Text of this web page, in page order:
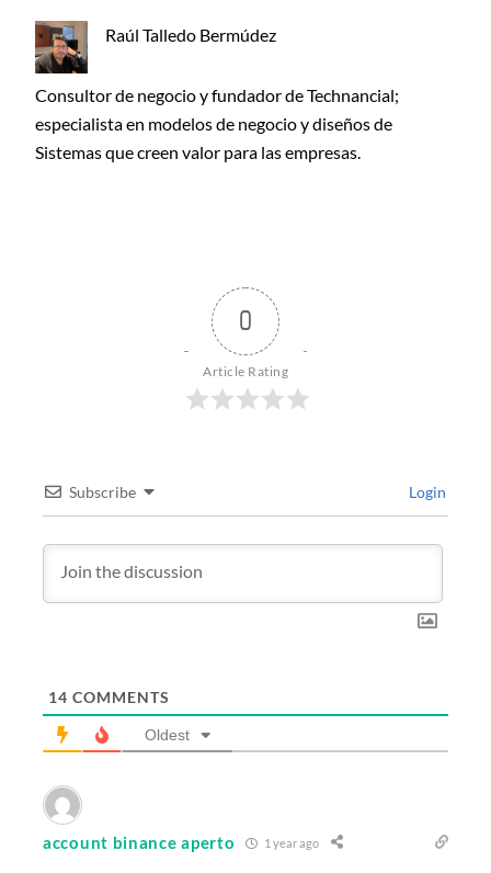
Raúl Talledo Bermúdez
Consultor de negocio y fundador de Technancial;
especialista en modelos de negocio y diseños de
Sistemas que creen valor para las empresas.
0
Article Rating
Subscribe Login
14 COMMENTS
Oldest
account binance aperto 1 year ago